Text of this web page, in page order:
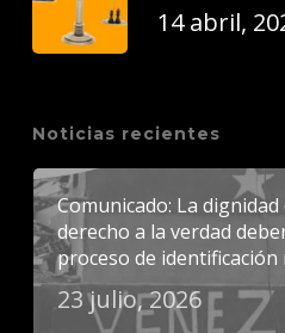
14 abril,
Noticias recientes
Comunicado: La
derecho a la verdad
proceso de identificación
23 julio, 2026